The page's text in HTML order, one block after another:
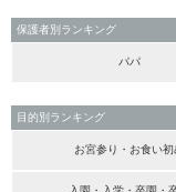
保護者別ランキング
パパ
目的別ランキング
お宮参り・お食い初